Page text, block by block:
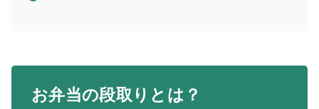
お弁当の段取りとは？